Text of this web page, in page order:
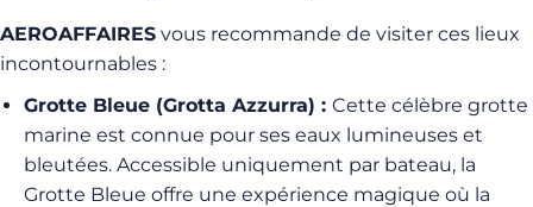
AEROAFFAIRES vous recommande de visiter ces lieux
incontournables :
Grotte Bleue (Grotta Azzurra) : Cette célèbre grotte
marine est connue pour ses eaux lumineuses et
bleutées. Accessible uniquement par bateau, la
Grotte Bleue offre une expérience magique où la